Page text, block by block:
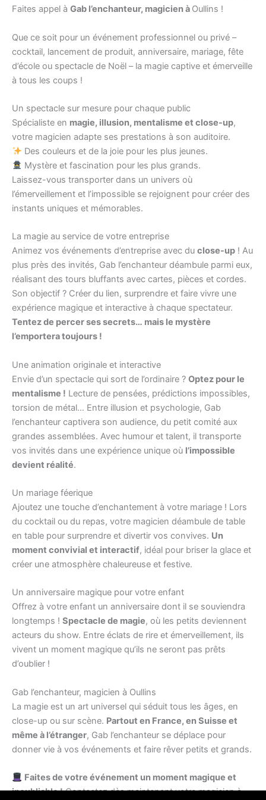
Faites appel à Gab l’enchanteur, magicien à Oullins !
Que ce soit pour un événement professionnel ou privé –
cocktail, lancement de produit, anniversaire, mariage, fête
d’école ou spectacle de Noël – la magie captive et émerveille
à tous les coups !
Un spectacle sur mesure pour chaque public
Spécialiste en magie, illusion, mentalisme et close-up,
votre magicien adapte ses prestations à son auditoire.
Des couleurs et de la joie pour les plus jeunes.
Mystère et fascination pour les plus grands.
Laissez-vous transporter dans un univers où
l’émerveillement et l’impossible se rejoignent pour créer des
instants uniques et mémorables.
La magie au service de votre entreprise
Animez vos événements d’entreprise avec du close-up ! Au
plus près des invités, Gab l’enchanteur déambule parmi eux,
réalisant des tours bluffants avec cartes, pièces et cordes.
Son objectif ? Créer du lien, surprendre et faire vivre une
expérience magique et interactive à chaque spectateur.
Tentez de percer ses secrets… mais le mystère
l’emportera toujours !
Une animation originale et interactive
Envie d’un spectacle qui sort de l’ordinaire ? Optez pour le
mentalisme ! Lecture de pensées, prédictions impossibles,
torsion de métal… Entre illusion et psychologie, Gab
l’enchanteur captivera son audience, du petit comité aux
grandes assemblées. Avec humour et talent, il transporte
vos invités dans une expérience unique où l’impossible
devient réalité.
Un mariage féerique
Ajoutez une touche d’enchantement à votre mariage ! Lors
du cocktail ou du repas, votre magicien déambule de table
en table pour surprendre et divertir vos convives. Un
moment convivial et interactif, idéal pour briser la glace et
créer une atmosphère chaleureuse et festive.
Un anniversaire magique pour votre enfant
Offrez à votre enfant un anniversaire dont il se souviendra
longtemps ! Spectacle de magie, où les petits deviennent
acteurs du show. Entre éclats de rire et émerveillement, ils
vivent un moment magique qu’ils ne seront pas prêts
d’oublier !
Gab l’enchanteur, magicien à Oullins
La magie est un art universel qui séduit tous les âges, en
close-up ou sur scène. Partout en France, en Suisse et
même à l’étranger, Gab l’enchanteur se déplace pour
donner vie à vos événements et faire rêver petits et grands.
Faites de votre événement un moment magique et
inoubliable !Contactez dès maintenant votre magicien à